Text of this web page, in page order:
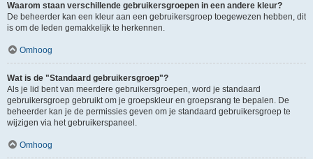
Waarom staan verschillende gebruikersgroepen in een andere kleur?
De beheerder kan een kleur aan een gebruikersgroep toegewezen hebben, dit
is om de leden gemakkelijk te herkennen.
Omhoog
Wat is de "Standaard gebruikersgroep"?
Als je lid bent van meerdere gebruikersgroepen, word je standaard
gebruikersgroep gebruikt om je groepskleur en groepsrang te bepalen. De
beheerder kan je de permissies geven om je standaard gebruikersgroep te
wijzigen via het gebruikerspaneel.
Omhoog